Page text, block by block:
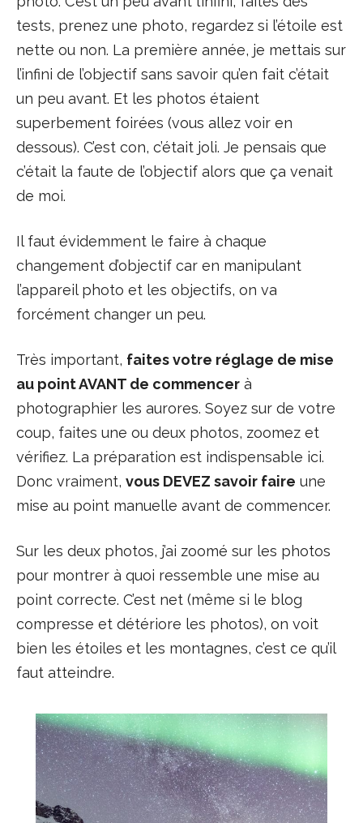
tests, prenez une photo, regardez si l’étoile est
nette ou non. La première année, je mettais sur
l’infini de l’objectif sans savoir qu’en fait c’était
un peu avant. Et les photos étaient
superbement foirées (vous allez voir en
dessous). C’est con, c’était joli. Je pensais que
c’était la faute de l’objectif alors que ça venait
de moi.
Il faut évidemment le faire à chaque
changement d’objectif car en manipulant
l’appareil photo et les objectifs, on va
forcément changer un peu.
Très important, faites votre réglage de mise
au point AVANT de commencer à
photographier les aurores. Soyez sur de votre
coup, faites une ou deux photos, zoomez et
vérifiez. La préparation est indispensable ici.
Donc vraiment, vous DEVEZ savoir faire une
mise au point manuelle avant de commencer.
Sur les deux photos, j’ai zoomé sur les photos
pour montrer à quoi ressemble une mise au
point correcte. C’est net (même si le blog
compresse et détériore les photos), on voit
bien les étoiles et les montagnes, c’est ce qu’il
faut atteindre.